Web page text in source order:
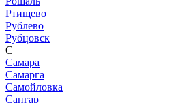
Ртищево
Рублево
Рубцовск
С
Самара
Самарга
Самойловка
Сангар